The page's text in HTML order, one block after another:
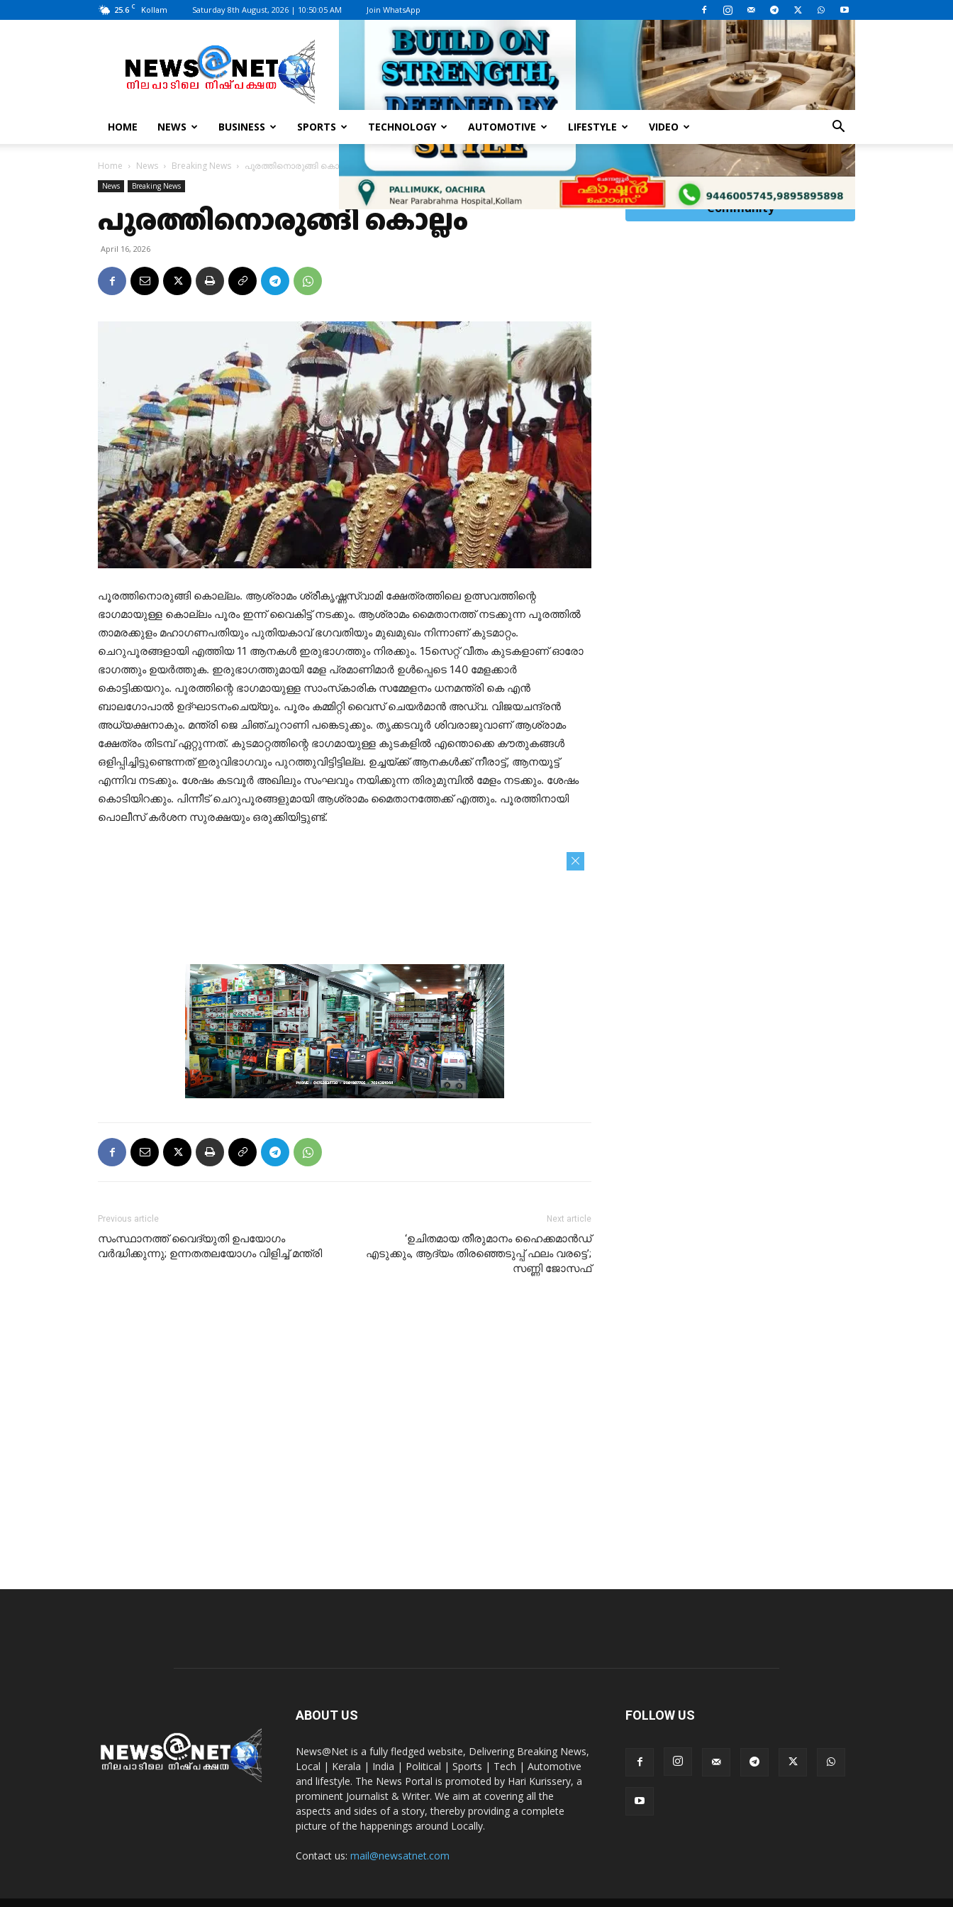
25.6 C Kollam Saturday 8th August, 2026 | 10:50:05 AM Join WhatsApp
News@Net
|
www.newsatnet.com
HOME NEWS BUSINESS SPORTS TECHNOLOGY AUTOMOTIVE LIFESTYLE VIDEO
Home News Breaking News പൂരത്തിനൊരുങ്ങി കൊല്ലം
News Breaking News
പൂരത്തിനൊരുങ്ങി കൊല്ലം
April 16, 2026
പൂരത്തിനൊരുങ്ങി കൊല്ലം. ആശ്രാമം ശ്രീകൃഷ്ണസ്വാമി ക്ഷേത്രത്തിലെ ഉത്സവത്തിന്റെ
ഭാഗമായുള്ള കൊല്ലം പൂരം ഇന്ന് വൈകിട്ട് നടക്കും. ആശ്രാമം മൈതാനത്ത്‌ നടക്കുന്ന പൂരത്തിൽ
താമരക്കുളം മഹാഗണപതിയും പുതിയകാവ് ഭഗവതിയും മുഖമുഖം നിന്നാണ് കുടമാറ്റം.
ചെറുപൂരങ്ങളായി എത്തിയ 11 ആനകൾ ഇരുഭാഗത്തും നിരക്കും. 15സെറ്റ് വീതം കുടകളാണ് ഓരോ
ഭാഗത്തും ഉയർത്തുക. ഇരുഭാഗത്തുമായി മേള പ്രമാണിമാർ ഉൾപ്പെടെ 140 മേളക്കാർ
കൊട്ടിക്കയറും. പൂരത്തിന്റെ ഭാഗമായുള്ള സാംസ്‌കാരിക സമ്മേളനം ധനമന്ത്രി കെ എൻ
ബാലഗോപാൽ ഉദ്ഘാടനംചെയ്യും. പൂരം കമ്മിറ്റി വൈസ് ചെയർമാൻ അഡ്വ. വിജയചന്ദ്രൻ
അധ്യക്ഷനാകും. മന്ത്രി ജെ ചിഞ്ചുറാണി പങ്കെടുക്കും. തൃക്കടവൂർ ശിവരാജുവാണ് ആശ്രാമം
ക്ഷേത്രം തിടമ്പ് ഏറ്റുന്നത്‌. കുടമാറ്റത്തിന്റെ ഭാഗമായുള്ള കുടകളിൽ എന്തൊക്കെ കൗതുകങ്ങൾ
ഒളിപ്പിച്ചിട്ടുണ്ടെന്നത് ഇരുവിഭാഗവും പുറത്തുവിട്ടിട്ടില്ല. ഉച്ചയ്ക്ക് ആനകൾക്ക് നീരാട്ട്, ആനയൂട്ട്‌
എന്നിവ നടക്കും. ശേഷം കടവൂർ അഖിലും സംഘവും നയിക്കുന്ന തിരുമുമ്പിൽ മേളം നടക്കും. ശേഷം
കൊടിയിറക്കും. പിന്നീട് ചെറുപൂരങ്ങളുമായി ആശ്രാമം മൈതാനത്തേക്ക് എത്തും. പൂരത്തിനായി
പൊലീസ് കർശന സുരക്ഷയും ഒരുക്കിയിട്ടുണ്ട്.
Previous article
സംസ്ഥാനത്ത് വൈദ്യുതി ഉപയോഗം
വർദ്ധിക്കുന്നു; ഉന്നതതലയോഗം വിളിച്ച് മന്ത്രി
Next article
‘ഉചിതമായ തീരുമാനം ഹെെക്കമാൻഡ്
എടുക്കും, ആദ്യം തിരഞ്ഞെടുപ്പ് ഫലം വരട്ടെ’;
സണ്ണി ജോസഫ്
Click Here toJoinWhatsApp
Community
ABOUT US
News@Net is a fully fledged website, Delivering Breaking News,
Local | Kerala | India | Political | Sports | Tech | Automotive
and lifestyle. The News Portal is promoted by Hari Kurissery, a
prominent Journalist & Writer. We aim at covering all the
aspects and sides of a story, thereby providing a complete
picture of the happenings around Locally.
Contact us: mail@newsatnet.com
FOLLOW US